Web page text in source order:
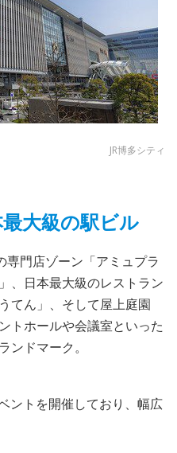
JR博多シティ
大級の駅ビル
門店ゾーン「アミュプラ
、日本最大級のレストラン
てん」、そして屋上庭園
トホールや会議室といった
ンドマーク。
ントを開催しており、幅広